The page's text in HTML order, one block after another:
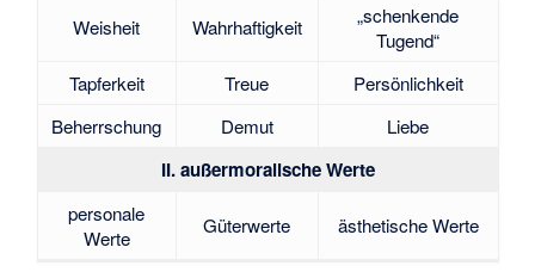
Weisheit Wahrhaftigkeit
„schenkende
Tugend“
Tapferkeit
Treue
Persönlichkeit
Beherrschung
Demut Liebe
II. außermoralische Werte
personale
Werte
Güterwerte ästhetische Werte